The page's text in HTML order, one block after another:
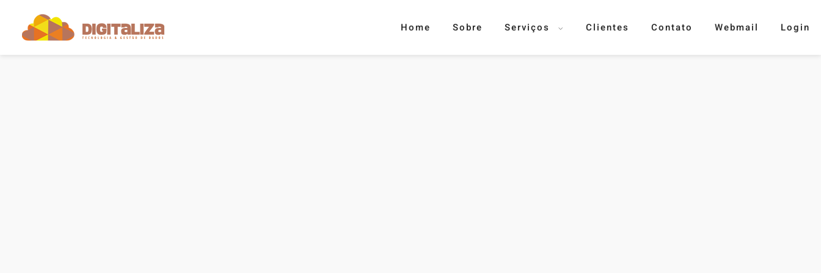
Home (CURRENT)
Sobre Serviços Clientes Contato Webmail Login